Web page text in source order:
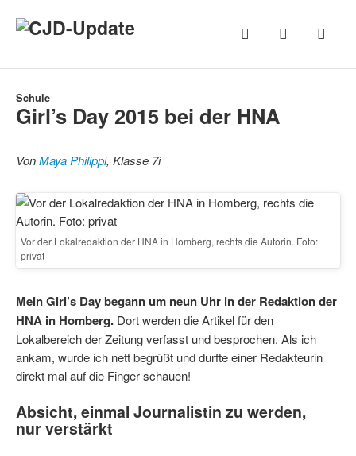
Schule
Girl’s Day 2015 bei der HNA
VonMaya Philippi, Klasse 7i
Vor der Lokalredaktion der HNA in Homberg, rechts die Autorin. Foto:
privat
Mein Girl’s Day begann um neun Uhr in der Redaktion der
HNA in Homberg. Dort werden die Artikel für den
Lokalbereich der Zeitung verfasst und besprochen. Als ich
ankam, wurde ich nett begrüßt und durfte einer Redakteurin
direkt mal auf die Finger schauen!
Absicht, einmal Journalistin zu werden,
nur verstärkt